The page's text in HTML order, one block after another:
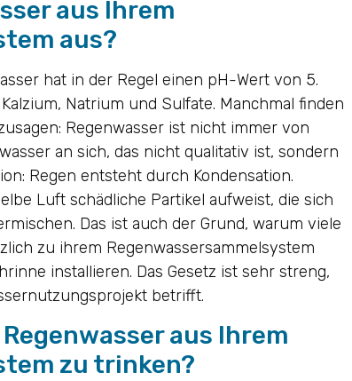
aus Ihrem
aus?
hat in der Regel einen pH-Wert von 5.
Natrium und Sulfate. Manchmal finden
Regenwasser ist nicht immer von
an sich, das nicht qualitativ ist, sondern
Regen entsteht durch Kondensation.
Luft schädliche Partikel aufweist, die sich
Das ist auch der Grund, warum viele
zu ihrem Regenwassersammelsystem
installieren. Das Gesetz ist sehr streng,
betrifft.
aus Ihrem
zu trinken?